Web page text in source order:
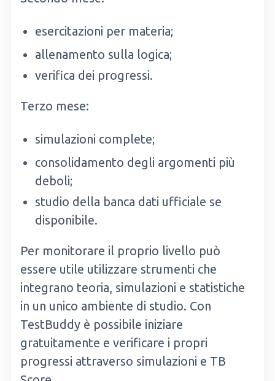
esercitazioni per materia;
allenamento sulla logica;
verifica dei progressi.
Terzo mese:
simulazioni complete;
consolidamento degli argomenti più
deboli;
studio della banca dati ufficiale se
disponibile.
Per monitorare il proprio livello può
essere utile utilizzare strumenti che
integrano teoria, simulazioni e statistiche
in un unico ambiente di studio. Con
TestBuddy è possibile iniziare
gratuitamente e verificare i propri
progressi attraverso simulazioni e TB